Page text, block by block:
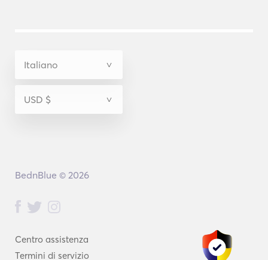
Centro assistenza
Termini di servizio
BednBlue © 2026